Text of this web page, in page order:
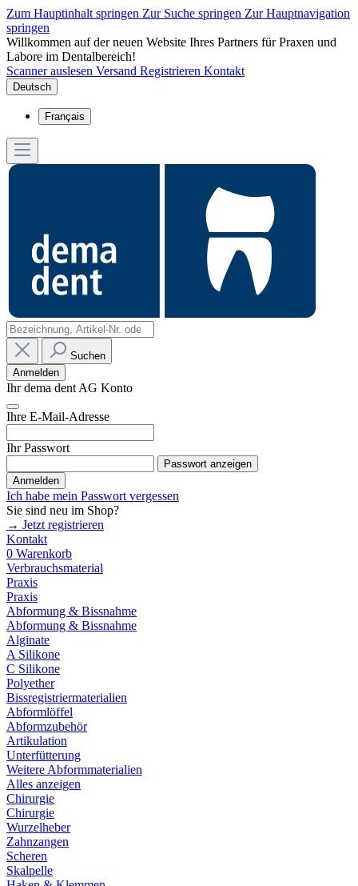
Zum Hauptinhalt springen Zur Suche springen Zur Hauptnavigation
springen
Willkommen auf der neuen Website Ihres Partners für Praxen und
Labore im Dentalbereich!
Scanner auslesen Versand Registrieren Kontakt
Deutsch
Français
Suchen
Anmelden
Ihr dema dent AG Konto
Ihre E-Mail-Adresse
Ihr Passwort
Passwort anzeigen
Anmelden
Ich habe mein Passwort vergessen
Sie sind neu im Shop?
→ Jetzt registrieren
Kontakt
0 Warenkorb
Verbrauchsmaterial
Praxis
Praxis
Abformung & Bissnahme
Abformung & Bissnahme
Alginate
A Silikone
C Silikone
Polyether
Bissregistriermaterialien
Abformlöffel
Abformzubehör
Artikulation
Unterfütterung
Weitere Abformmaterialien
Alles anzeigen
Chirurgie
Chirurgie
Wurzelheber
Zahnzangen
Scheren
Skalpelle